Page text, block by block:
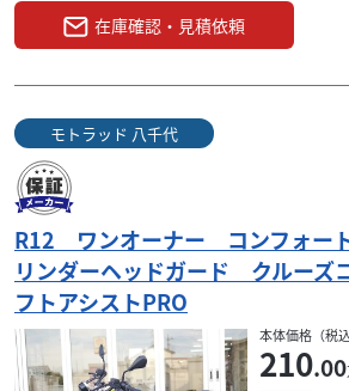
F900R ツーリング 純正トップケ
ド バ...
153.00万円
◼︎株式会社ＢＡＳ全国デポ止め送料無料
中！（詳しくはお問い合わせください
たダイナミック・ロードスター、Ｆ９０
在庫確認・見積依頼
モトラッド 八千代
R12 ワンオーナー コンフォー
リンダーヘッドガード クルー
フトアシストPRO
本体価格（税込
210.00